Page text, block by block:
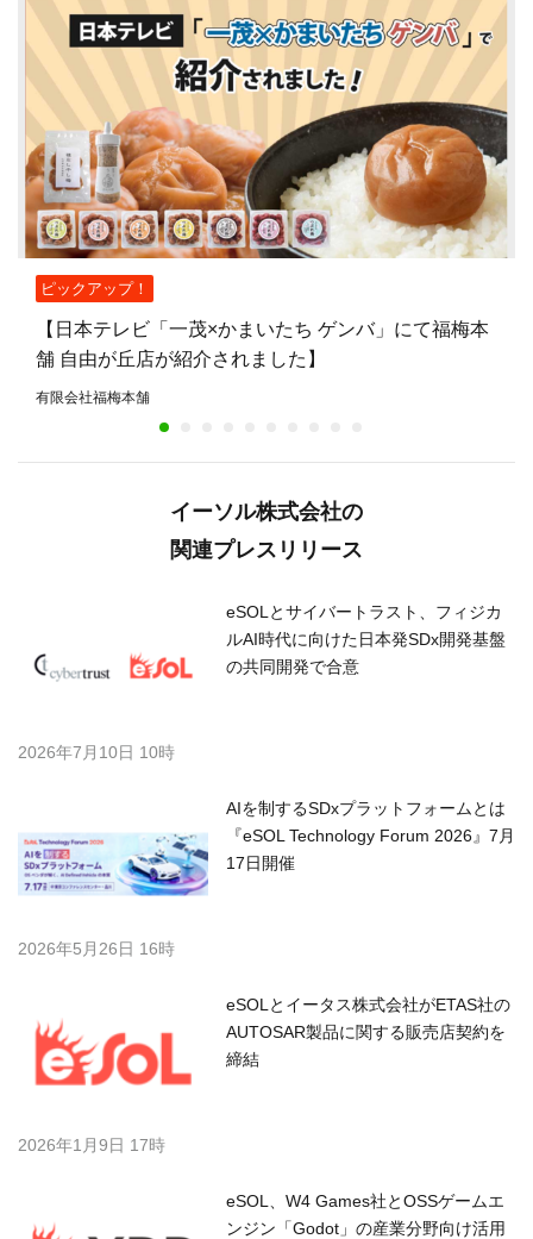
ピックアップ！
【日本テレビ「一茂×かまいたち ゲンバ」にて福梅本
舗 自由が丘店が紹介されました】
有限会社福梅本舗
イーソル株式会社の
関連プレスリリース
eSOLとサイバートラスト、フィジカ
ルAI時代に向けた日本発SDx開発基盤
の共同開発で合意
2026年7月10日 10時
AIを制するSDxプラットフォームとは
『eSOL Technology Forum 2026』7月
17日開催
2026年5月26日 16時
eSOLとイータス株式会社がETAS社の
AUTOSAR製品に関する販売店契約を
締結
2026年1月9日 17時
eSOL、W4 Games社とOSSゲームエ
ンジン「Godot」の産業分野向け活用